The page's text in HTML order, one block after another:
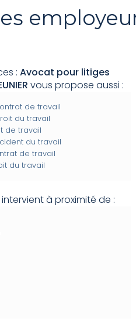
: Avocat pour litiges
vous propose aussi :
de travail
du travail
de travail
du travail
de travail
du travail
intervient à proximité de :